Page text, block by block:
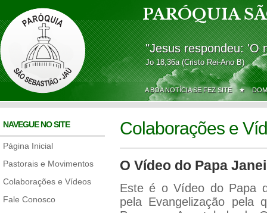
PARÓQUIA
"Jesus respondeu: 'O
Jo 18,36a (Cristo Rei-Ano B)
A BOA NOTÍCIA SE FEZ SITE ★
NAVEGUE NO SITE
Página Inicial
Pastorais e Movimentos
Colaborações e Vídeos
Fale Conosco
Colaborações e
O Vídeo do Papa
Este é o Vídeo do Papa
pela Evangelização pela